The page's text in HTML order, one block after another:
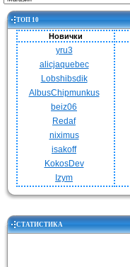
ТОП 10
Новички
yru3
alicjaquebec
Lobshibsdik
AlbusChipmunkus
beiz06
Redaf
niximus
isakoff
KokosDev
Izym
СТАТИСТИКА